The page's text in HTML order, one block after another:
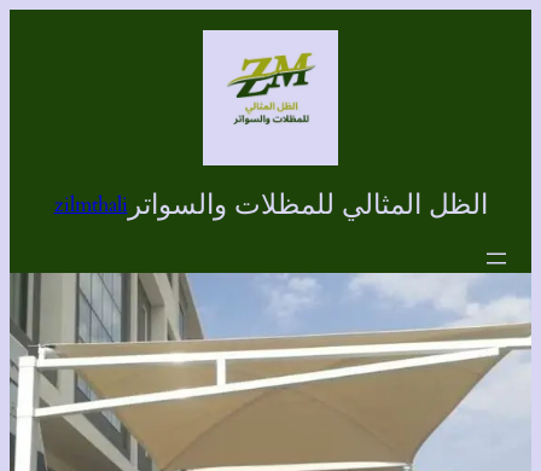
الظل المثالي للمظلات والسواترzilmthali